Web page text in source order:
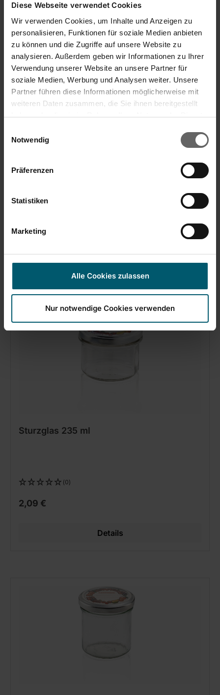
Diese Webseite verwendet Cookies
Wir verwenden Cookies, um Inhalte und Anzeigen zu
personalisieren, Funktionen für soziale Medien anbieten
zu können und die Zugriffe auf unsere Website zu
analysieren. Außerdem geben wir Informationen zu Ihrer
Verwendung unserer Website an unsere Partner für
soziale Medien, Werbung und Analysen weiter. Unsere
Partner führen diese Informationen möglicherweise mit
weiteren Daten zusammen, die Sie ihnen bereitgestellt
haben oder die sie im Rahmen Ihrer Nutzung der Dienste
Cookies, wenn Sie unsere Webseite weiterhin nutzen.
Notwendig
Präferenzen
Statistiken
Marketing
Alle Cookies zulassen
Nur notwendige Cookies verwenden
2,49 €
In den Warenkorb
Sturzglas 235 ml
(0)
2,09 €
Details